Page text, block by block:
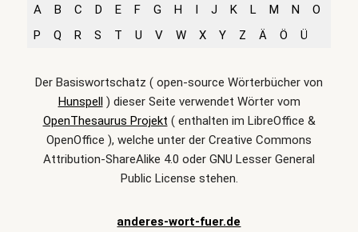
A
B C D E F G H I J K L M N
O
P
Q R S T U V W X Y Z Ä Ö Ü
Der Basiswortschatz ( open-source Wörterbücher von
Hunspell) dieser Seite verwendet Wörter vom
OpenThesaurus Projekt ( enthalten im LibreOffice &
OpenOffice ), welche unter der Creative Commons
Attribution-ShareAlike 4.0 oder GNU Lesser General
Public License stehen.
anderes-wort-fuer.de